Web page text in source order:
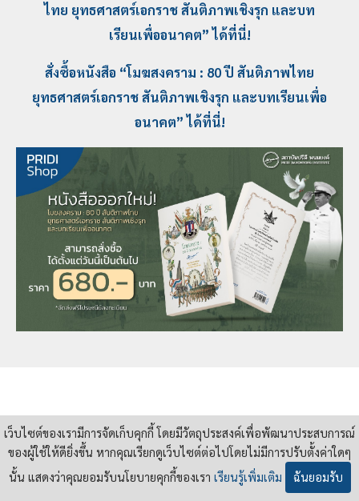
ไทย ยุทธศาสตร์เอกราช สันติภาพเชิงรุก และบท
เรียนเพื่ออนาคต” ได้ที่นี่!
สั่งซื้อหนังสือ “โมฆสงคราม : 80 ปี สันติภาพไทย
ยุทธศาสตร์เอกราช สันติภาพเชิงรุก และบทเรียนเพื่อ
อนาคต” ได้ที่นี่!
บทความ
เว็บไซต์ของเรามีการจัดเก็บคุกกี้ โดยมีวัตถุประสงค์เพื่อพัฒนาประสบการณ์
ของผู้ใช้ให้ดียิ่งขึ้น หากคุณเรียกดูเว็บไซต์ต่อไปโดยไม่มีการปรับตั้งค่าใดๆ
นั้น แสดงว่าคุณยอมรับนโยบายคุกกี้ของเรา เรียนรู้เพิ่มเติม ฉันยอมรับ